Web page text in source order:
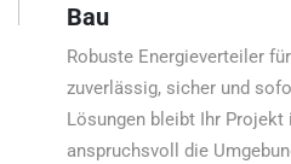
Bau
Robuste Energieverteiler
zuverlässig, sicher und
Lösungen bleibt Ihr Projekt
anspruchsvoll die